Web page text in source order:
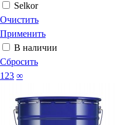
Selkor
Очистить
Применить
В наличии
Сбросить
123 ∞